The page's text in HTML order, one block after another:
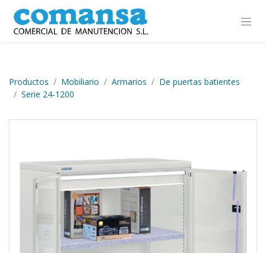
Ir al contenido
Productos Mobiliario Armarios
De puertas batientes
Serie 24-1200